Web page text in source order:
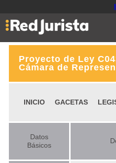
Proyecto de Ley
Cámara de
INICIO GACETAS
Datos
Básicos